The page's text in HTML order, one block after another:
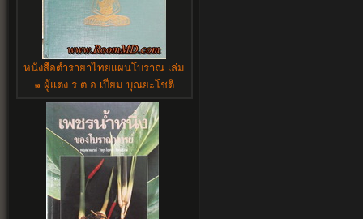
หนังสือตำรายาไทยแผนโบราณ เล่ม
๑ ผู้แต่ง ร.ต.อ.เปี่ยม บุณยะโชติ